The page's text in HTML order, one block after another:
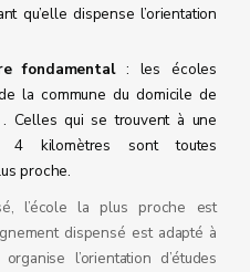
qu’elle dispense l’orientation
fondamental: les écoles
la commune du domicile de
. Celles qui se trouvent à une
4 kilomètres sont toutes
proche.
l’école la plus proche est
dispensé est adapté à
l’orientation d’études